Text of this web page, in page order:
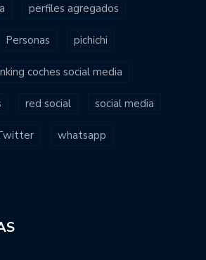
perfiles agregados
Personas pichichi
coches social media
red social social media
whatsapp